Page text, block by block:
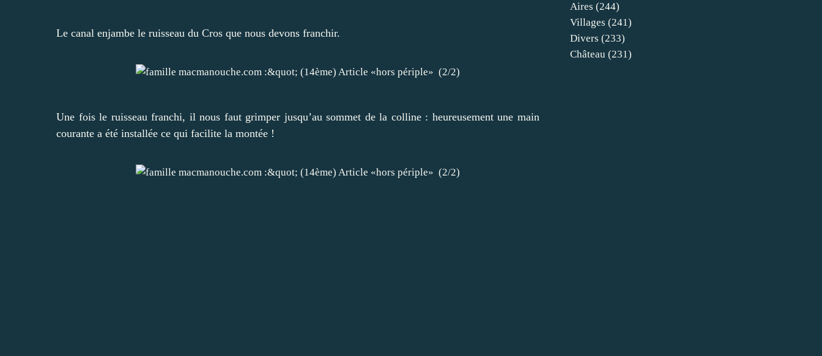
Le canal enjambe le ruisseau du Cros que nous devons franchir.
Une fois le ruisseau franchi, il nous faut grimper jusqu’au sommet de la colline : heureusement une main
courante a été installée ce qui facilite la montée !
Aires (244)
Villages (241)
Divers (233)
Château (231)